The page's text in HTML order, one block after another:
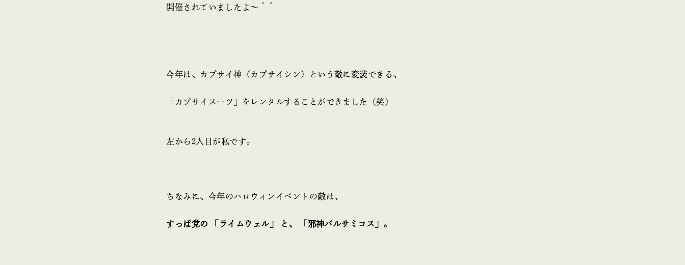
開催されていましたよ～＾＾
今年は、カプサイ神（カプサイシン）という敵に変装できる、
「カプサイスーツ」をレンタルすることができました（笑）
左から2人目が私です。
ちなみに、今年のハロウィンイベントの敵は、
すっぱ党の 「ライムウェル」 と、 「邪神バルサミコス」。